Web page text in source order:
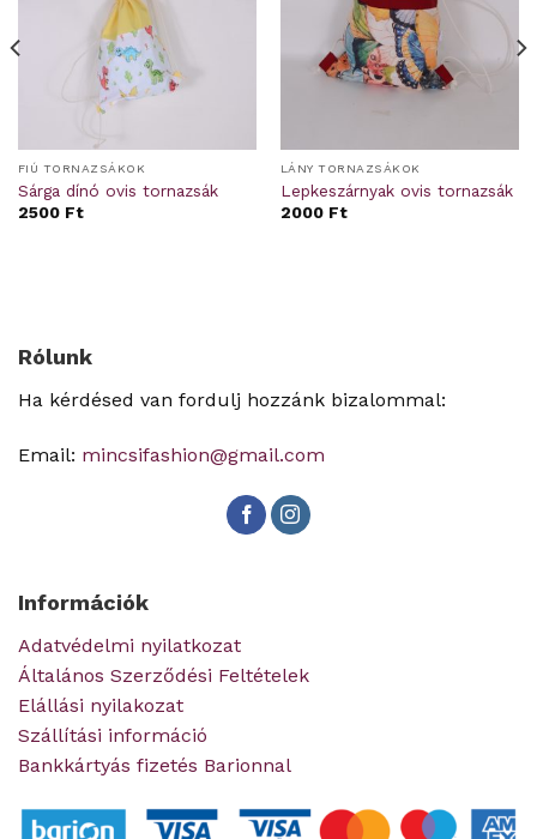
FIÚ TORNAZSÁKOK
Sárga dínó ovis tornazsák
2500 Ft
LÁNY TORNAZSÁKOK
Lepkeszárnyak ovis tornazsák
2000 Ft
Rólunk
Ha kérdésed van fordulj hozzánk bizalommal:
Email: mincsifashion@gmail.com
Információk
Adatvédelmi nyilatkozat
Általános Szerződési Feltételek
Elállási nyilakozat
Szállítási információ
Bankkártyás fizetés Barionnal